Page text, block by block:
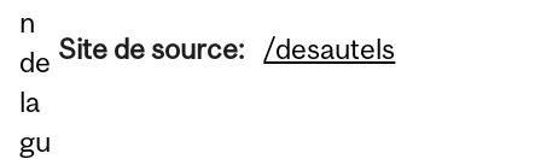
n
de
la
gu
Site de source: /desautels